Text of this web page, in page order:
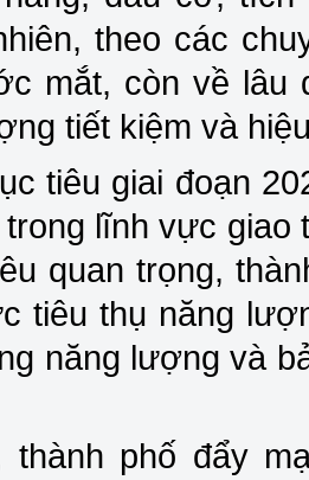
theo các
mắt, còn về
tiết kiệm và
tiêu giai đoạn
lĩnh vực
quan trọng,
tiêu thụ năng
năng lượng và
thành phố đẩy